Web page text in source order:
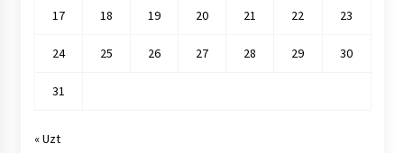
17 18 19 20 21 22 23
24 25 26 27 28 29 30
31
« Uzt